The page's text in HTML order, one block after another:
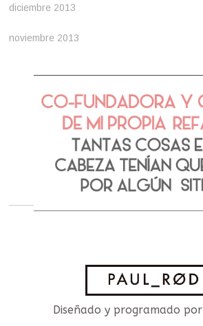
diciembre 2013
noviembre 2013
Diseñado y programado por